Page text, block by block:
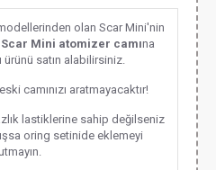
olan Scar Mini'nin
Scar Mini atomizer camına
ürünü satın alabilirsiniz.
camınızı aratmayacaktır!
lastiklerine sahip değilseniz
oring setinide eklemeyi